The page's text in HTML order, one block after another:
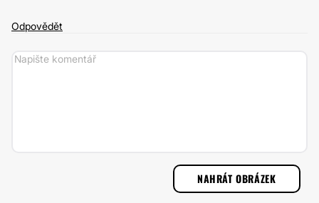
Odpovědět
NAHRÁT OBRÁZEK